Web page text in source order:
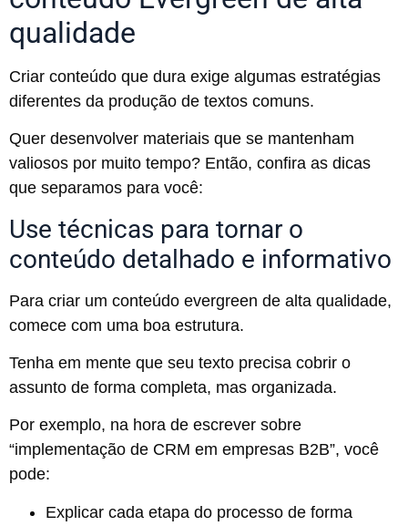
qualidade
Criar conteúdo que dura exige algumas estratégias
diferentes da produção de textos comuns.
Quer desenvolver materiais que se mantenham
valiosos por muito tempo? Então, confira as dicas
que separamos para você:
Use técnicas para tornar o
conteúdo detalhado e informativo
Para criar um conteúdo evergreen de alta qualidade,
comece com uma boa estrutura.
Tenha em mente que seu texto precisa cobrir o
assunto de forma completa, mas organizada.
Por exemplo, na hora de escrever sobre
“implementação de CRM em empresas B2B”, você
pode:
Explicar cada etapa do processo de forma